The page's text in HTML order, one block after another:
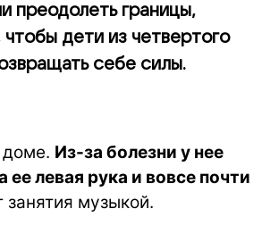
преодолеть границы,
дети из четвертого
себе силы.
Из-за болезни у нее
левая рука и вовсе почти
музыкой.